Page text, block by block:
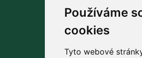
Používáme
cookies
Tyto webové
Navštivte náš
praktické rady a tipy